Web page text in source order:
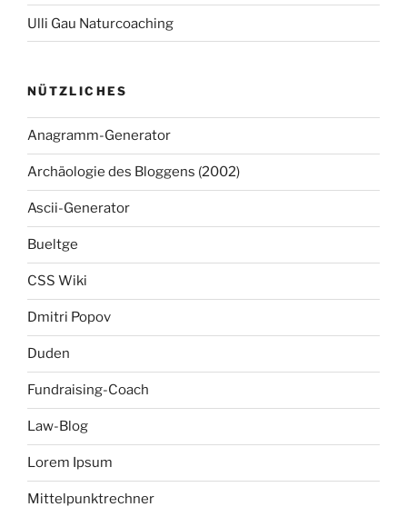
Ulli Gau Naturcoaching
NÜTZLICHES
Anagramm-Generator
Archäologie des Bloggens (2002)
Ascii-Generator
Bueltge
CSS Wiki
Dmitri Popov
Duden
Fundraising-Coach
Law-Blog
Lorem Ipsum
Mittelpunktrechner